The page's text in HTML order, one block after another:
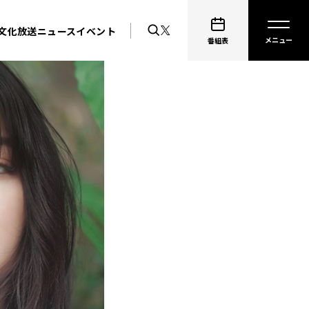
化放送ニュースイベント
番組表